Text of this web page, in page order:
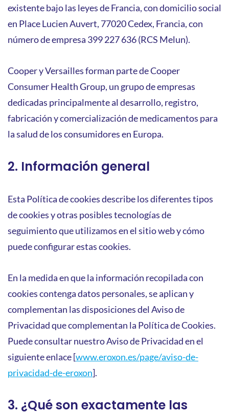
existente bajo las leyes de Francia, con domicilio social
en Place Lucien Auvert, 77020 Cedex, Francia, con
número de empresa 399 227 636 (RCS Melun).
Cooper y Versailles forman parte de Cooper
Consumer Health Group, un grupo de empresas
dedicadas principalmente al desarrollo, registro,
fabricación y comercialización de medicamentos para
la salud de los consumidores en Europa.
2. Información general
Esta Política de cookies describe los diferentes tipos
de cookies y otras posibles tecnologías de
seguimiento que utilizamos en el sitio web y cómo
puede configurar estas cookies.
En la medida en que la información recopilada con
cookies contenga datos personales, se aplican y
complementan las disposiciones del Aviso de
Privacidad que complementan la Política de Cookies.
Puede consultar nuestro Aviso de Privacidad en el
siguiente enlace [www.eroxon.es/page/aviso-de-
privacidad-de-eroxon].
3. ¿Qué son exactamente las